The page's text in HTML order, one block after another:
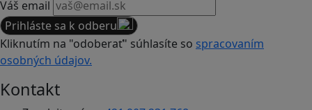
Váš email
Prihláste sa k odberu
Kliknutím na "odoberať" súhlasíte so spracovaním
osobných údajov.
Kontakt